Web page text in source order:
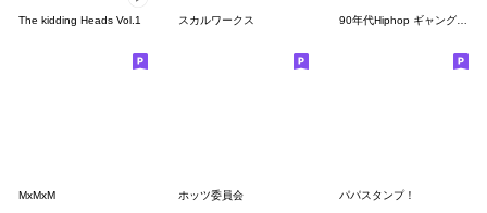
The kidding Heads Vol.1 スカルワークス 90年代Hiphop ギャングスタラッパー
MxMxM ホッツ委員会 パパスタンプ！